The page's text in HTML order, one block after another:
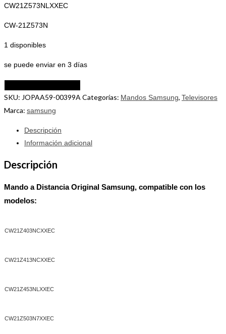
CW21Z573NLXXEC
CW-21Z573N
1 disponibles
se puede enviar en 3 días
a
distancia
Samsung
cantidad
SKU: JOPAA59-00399A Categorías: Mandos Samsung, Televisores
Marca: samsung
Descripción
Información adicional
Descripción
Mando a Distancia Original Samsung, compatible con los
modelos:
CW21Z403NCXXEC
CW21Z413NCXXEC
CW21Z453NLXXEC
CW21Z503N7XXEC